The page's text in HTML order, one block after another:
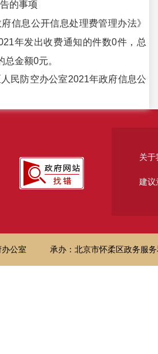
的事项
息公开信息处理费管理办法》
年发出收费通知的件数0件，总
金额0元。
民防空办公室2021年政府信息公
关于
建议
公室 承办：北京市怀柔区政务服